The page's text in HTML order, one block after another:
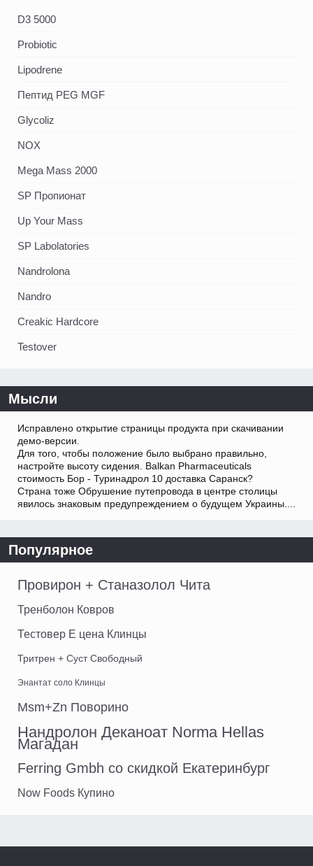
D3 5000
Probiotic
Lipodrene
Пептид PEG MGF
Glycoliz
NOX
Mega Mass 2000
SP Пропионат
Up Your Mass
SP Labolatories
Nandrolona
Nandro
Creakic Hardcore
Testover
Мысли
Исправлено открытие страницы продукта при скачивании
демо-версии.
Для того, чтобы положение было выбрано правильно,
настройте высоту сидения. Balkan Pharmaceuticals
стоимость Бор - Туринадрол 10 доставка Саранск?
Страна тоже Обрушение путепровода в центре столицы
явилось знаковым предупреждением о будущем Украины....
Популярное
Провирон + Станазолол Чита
Тренболон Ковров
Тестовер Е цена Клинцы
Тритрен + Суст Свободный
Энантат соло Клинцы
Msm+Zn Поворино
Нандролон Деканоат Norma Hellas
Магадан
Ferring Gmbh со скидкой Екатеринбург
Now Foods Купино